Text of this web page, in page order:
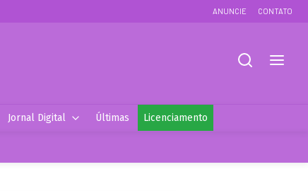
ANUNCIE CONTATO
Jornal Digital Últimas Licenciamento